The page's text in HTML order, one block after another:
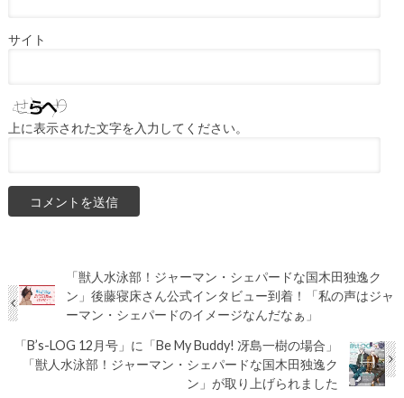
サイト
上に表示された文字を入力してください。
「獣人水泳部！ジャーマン・シェパードな国木田独逸ク
ン」後藤寝床さん公式インタビュー到着！「私の声はジャ
ーマン・シェパードのイメージなんだなぁ」
「B’s-LOG 12月号」に「Be My Buddy! 冴島一樹の場合」
「獣人水泳部！ジャーマン・シェパードな国木田独逸ク
ン」が取り上げられました